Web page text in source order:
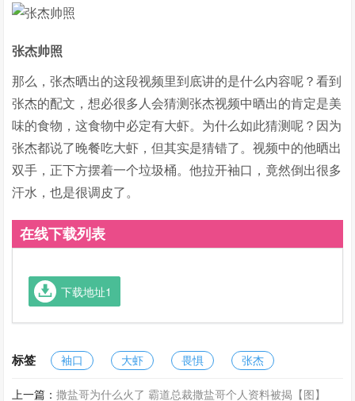
张杰帅照
那么，张杰晒出的这段视频里到底讲的是什么内容呢？看到
张杰的配文，想必很多人会猜测张杰视频中晒出的肯定是美
味的食物，这食物中必定有大虾。为什么如此猜测呢？因为
张杰都说了晚餐吃大虾，但其实是猜错了。视频中的他晒出
双手，正下方摆着一个垃圾桶。他拉开袖口，竟然倒出很多
汗水，也是很调皮了。
在线下载列表
下载地址1
标签 袖口 大虾 畏惧 张杰
上一篇：撒盐哥为什么火了 霸道总裁撒盐哥个人资料被揭【图】